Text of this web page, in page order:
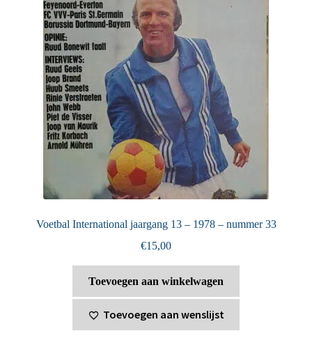
Voetbal International jaargang 13 – 1978 – nummer 33
€15,00
Toevoegen aan winkelwagen
Toevoegen aan wenslijst